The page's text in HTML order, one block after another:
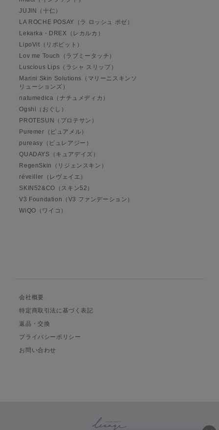
JUJIN（十仁）
LA ROCHE POSAY（ラ ロッシュ ポゼ）
Lekarka・DREX（レカルカ）
LipoVit（リポビット）
Lov me Touch（ラブミータッチ）
Luscious Lips（ラシャ スリップ）
Marini Skin Solutions（マリーニスキンソ
リューションズ）
natumedica（ナチュメディカ）
Ogshi（おぐし）
PROTESUN（プロテサン）
Puremer（ピュアメル）
pureasy（ピュレアジー）
QUADAYS（キュアデイズ）
RegenSkin（リジェンスキン）
réveiller（レヴェイエ）
SKIN52&CO（スキン52）
V3 Foundation（V3 ファンデーション）
WiQO（ワイコ）
会社概要
特定商取引法に基づく表記
返品・交換
プライバシーポリシー
お問い合わせ